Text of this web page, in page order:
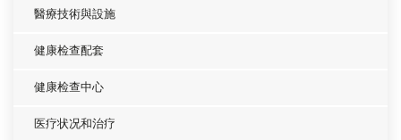
醫療技術與設施
健康检查配套
健康检查中心
医疗状况和治疗